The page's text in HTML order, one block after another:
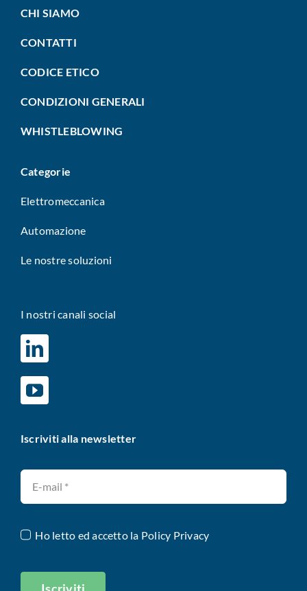
CHI SIAMO
CONTATTI
CODICE ETICO
CONDIZIONI GENERALI
WHISTLEBLOWING
Categorie
Elettromeccanica
Automazione
Le nostre soluzioni
I nostri canali social
Iscriviti alla newsletter
Ho letto ed accetto la Policy Privacy
Iscriviti